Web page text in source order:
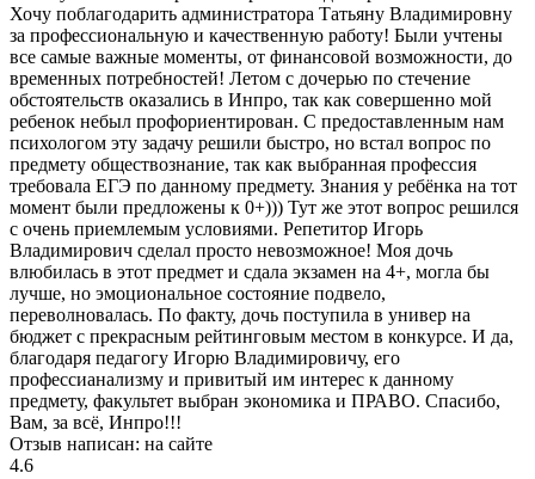
Хочу поблагодарить администратора Татьяну Владимировну
за профессиональную и качественную работу! Были учтены
все самые важные моменты, от финансовой возможности, до
временных потребностей! Летом с дочерью по стечение
обстоятельств оказались в Инпро, так как совершенно мой
ребенок небыл профориентирован. С предоставленным нам
психологом эту задачу решили быстро, но встал вопрос по
предмету обществознание, так как выбранная профессия
требовала ЕГЭ по данному предмету. Знания у ребёнка на тот
момент были предложены к 0+))) Тут же этот вопрос решился
с очень приемлемым условиями. Репетитор Игорь
Владимирович сделал просто невозможное! Моя дочь
влюбилась в этот предмет и сдала экзамен на 4+, могла бы
лучше, но эмоциональное состояние подвело,
переволновалась. По факту, дочь поступила в универ на
бюджет с прекрасным рейтинговым местом в конкурсе. И да,
благодаря педагогу Игорю Владимировичу, его
профессианализму и привитый им интерес к данному
предмету, факультет выбран экономика и ПРАВО. Спасибо,
Вам, за всё, Инпро!!!
Отзыв написан: на сайте
4.6